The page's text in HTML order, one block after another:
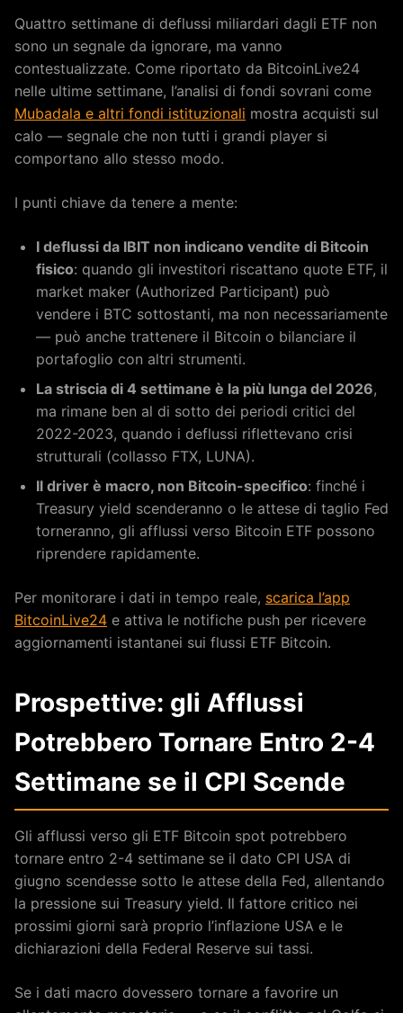
Quattro settimane di deflussi miliardari dagli ETF non
sono un segnale da ignorare, ma vanno
contestualizzate. Come riportato da BitcoinLive24
nelle ultime settimane, l’analisi di fondi sovrani come
Mubadala e altri fondi istituzionali mostra acquisti sul
calo — segnale che non tutti i grandi player si
comportano allo stesso modo.
I punti chiave da tenere a mente:
I deflussi da IBIT non indicano vendite di Bitcoin
fisico: quando gli investitori riscattano quote ETF, il
market maker (Authorized Participant) può
vendere i BTC sottostanti, ma non necessariamente
— può anche trattenere il Bitcoin o bilanciare il
portafoglio con altri strumenti.
La striscia di 4 settimane è la più lunga del 2026,
ma rimane ben al di sotto dei periodi critici del
2022-2023, quando i deflussi riflettevano crisi
strutturali (collasso FTX, LUNA).
Il driver è macro, non Bitcoin-specifico: finché i
Treasury yield scenderanno o le attese di taglio Fed
torneranno, gli afflussi verso Bitcoin ETF possono
riprendere rapidamente.
Per monitorare i dati in tempo reale, scarica l’app
BitcoinLive24 e attiva le notifiche push per ricevere
aggiornamenti istantanei sui flussi ETF Bitcoin.
Prospettive: gli Afflussi
Potrebbero Tornare Entro 2-4
Settimane se il CPI Scende
Gli afflussi verso gli ETF Bitcoin spot potrebbero
tornare entro 2-4 settimane se il dato CPI USA di
giugno scendesse sotto le attese della Fed, allentando
la pressione sui Treasury yield. Il fattore critico nei
prossimi giorni sarà proprio l’inflazione USA e le
dichiarazioni della Federal Reserve sui tassi.
Se i dati macro dovessero tornare a favorire un